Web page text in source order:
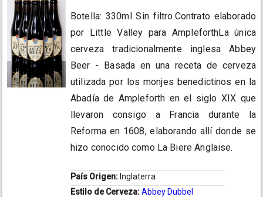
Botella: 330ml Sin filtro.Contrato elaborado
por Little Valley para AmpleforthLa única
cerveza tradicionalmente inglesa Abbey
Beer - Basada en una receta de cerveza
utilizada por los monjes benedictinos en la
Abadía de Ampleforth en el siglo XIX que
llevaron consigo a Francia durante la
Reforma en 1608, elaborando allí donde se
hizo conocido como La Biere Anglaise.
País Origen: Inglaterra
Estilo de Cerveza:Abbey Dubbel